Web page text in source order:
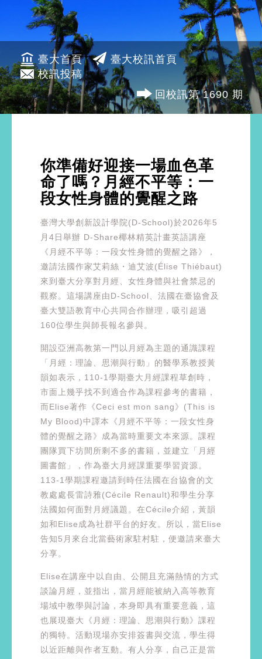
臺大首頁
臺大校訊首頁
校訊投稿
回校訊第 1690 期
你準備好迎接一場血色革
命了嗎？月經不平等：一
段女性身體的覺醒之路
臺灣大學創新設計學院(D-School)於2026年5
月4日舉辦 D-Share椰林精英計畫英語講座
《月經不平等：一段女性身體的覺醒之路》，
邀請法國作家艾莉絲・迪艾波(Élise Thiébaut)
來到臺大分享對月經、女性身體與社會禁忌的
觀察。這場講座由D-School、法國在臺協會及
臺大雙語教育中心共同合作辦理，吸引超過
160位學生與師長報名參與。
開設亞洲高教第一門以月經為主題的通識課程
「月經：理論、思潮與行動」的醫學系教授黃
韻如表示，110-1學期臺大月經課程草創時，
市面上幾乎找不到適合作為課程參考的書籍，
而Elise著作《Ceci est mon sang》(This is
My Blood)中譯本《月經不平等：一段女性身
體的覺醒之路》成為當時重要文本來源。課程
團隊買下坊間所剩不多的書籍，並建立「月經
圖書館」，作為臺大月經課重要學習資源。
113-1學期課程邀請到時任法國在台協會的文
教處處長雷詩雅(Cécile Renault)和學生分享
法國如何面對月經議題。在Cécile介紹，黃韻
如和Elise成為社群平台的好友。所以，當Elise
告知5月來台北當藝術家駐村駐，便邀請來臺大
分享。
Elise在講座中以自由、公開且充滿熱情的方式
談論月經，並指出，當月經能被納入高等教育
場域中教學與討論，本身即具有重要意義，這
也展現臺大《月經：理論、思潮與行動》課程
的獨特。活動現場亦安排簽書與交流，學生得
以近距離與作者互動。有人分享，自己正是當